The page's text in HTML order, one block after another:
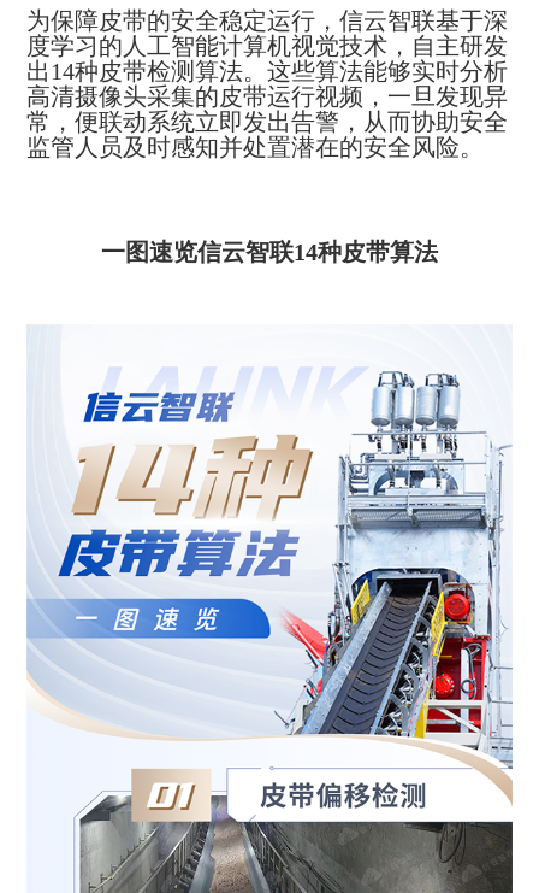
为保障皮带的安全稳定运行，信云智联基于深
度学习的人工智能计算机视觉技术，自主研发
出14种皮带检测算法。这些算法能够实时分析
高清摄像头采集的皮带运行视频，一旦发现异
常，便联动系统立即发出告警，从而协助安全
监管人员及时感知并处置潜在的安全风险。
一图速览信云智联14种皮带算法